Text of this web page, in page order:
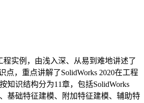
程实例，由浅入深、从易到难地讲述了
点，重点讲解了SolidWorks 2020在工程
知识结构分为11章，包括SolidWorks
基础特征建模、附加特征建模、辅助特